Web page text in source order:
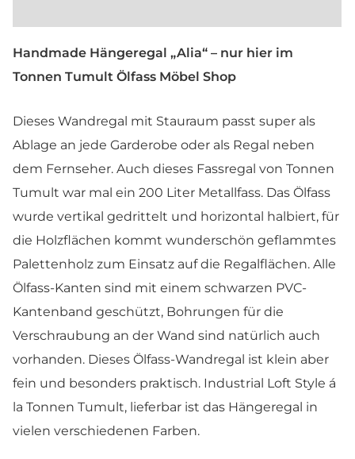
Handmade Hängeregal „Alia“ – nur hier im
Tonnen Tumult Ölfass Möbel Shop
Dieses Wandregal mit Stauraum passt super als
Ablage an jede Garderobe oder als Regal neben
dem Fernseher. Auch dieses Fassregal von Tonnen
Tumult war mal ein 200 Liter Metallfass. Das Ölfass
wurde vertikal gedrittelt und horizontal halbiert, für
die Holzflächen kommt wunderschön geflammtes
Palettenholz zum Einsatz auf die Regalflächen. Alle
Ölfass-Kanten sind mit einem schwarzen PVC-
Kantenband geschützt, Bohrungen für die
Verschraubung an der Wand sind natürlich auch
vorhanden. Dieses Ölfass-Wandregal ist klein aber
fein und besonders praktisch. Industrial Loft Style á
la Tonnen Tumult, lieferbar ist das Hängeregal in
vielen verschiedenen Farben.